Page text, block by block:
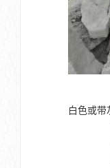
白色或带